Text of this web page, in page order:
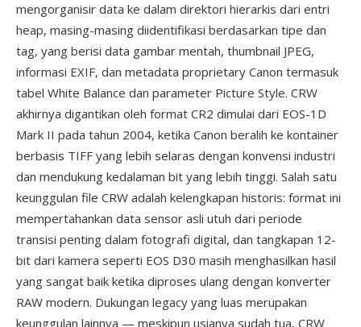
mengorganisir data ke dalam direktori hierarkis dari entri
heap, masing-masing diidentifikasi berdasarkan tipe dan
tag, yang berisi data gambar mentah, thumbnail JPEG,
informasi EXIF, dan metadata proprietary Canon termasuk
tabel White Balance dan parameter Picture Style. CRW
akhirnya digantikan oleh format CR2 dimulai dari EOS-1D
Mark II pada tahun 2004, ketika Canon beralih ke kontainer
berbasis TIFF yang lebih selaras dengan konvensi industri
dan mendukung kedalaman bit yang lebih tinggi. Salah satu
keunggulan file CRW adalah kelengkapan historis: format ini
mempertahankan data sensor asli utuh dari periode
transisi penting dalam fotografi digital, dan tangkapan 12-
bit dari kamera seperti EOS D30 masih menghasilkan hasil
yang sangat baik ketika diproses ulang dengan konverter
RAW modern. Dukungan legacy yang luas merupakan
keunggulan lainnya — meskipun usianya sudah tua, CRW